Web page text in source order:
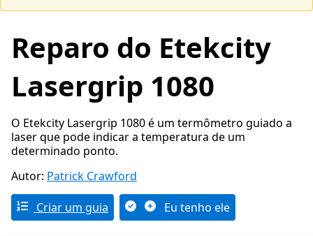
Reparo do Etekcity
Lasergrip 1080
O Etekcity Lasergrip 1080 é um termômetro guiado a
laser que pode indicar a temperatura de um
determinado ponto.
Autor: Patrick Crawford
Criar um guia Eu tenho ele